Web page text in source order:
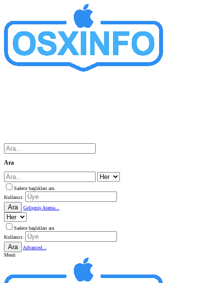
Ara
Sadece başlıkları ara
Kullanıcı:
Ara Gelişmiş Arama...
Sadece başlıkları ara
Kullanıcı:
Ara
Advanced...
Menü